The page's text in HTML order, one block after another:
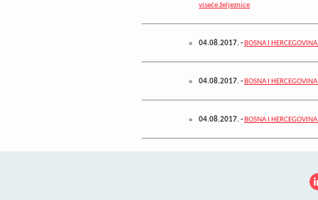
viseće željeznice
04.08.2017.- BOSNA I
04.08.2017.- BOSNA I
04.08.2017.- BOSNA I